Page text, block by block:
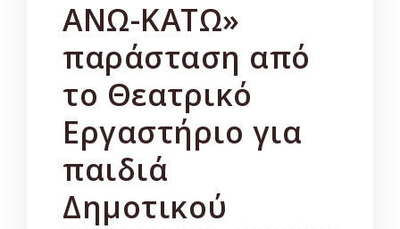
ΑΝΩ-ΚΑΤΩ»
παράσταση από
το Θεατρικό
Εργαστήριο για
παιδιά
Δημοτικού